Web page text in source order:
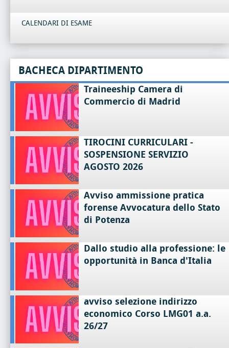
CALENDARI DI ESAME
BACHECA DIPARTIMENTO
Traineeship Camera di
Commercio di Madrid
TIROCINI CURRICULARI -
SOSPENSIONE SERVIZIO
AGOSTO 2026
Avviso ammissione pratica
forense Avvocatura dello Stato
di Potenza
Dallo studio alla professione: le
opportunità in Banca d'Italia
avviso selezione indirizzo
economico Corso LMG01 a.a.
26/27